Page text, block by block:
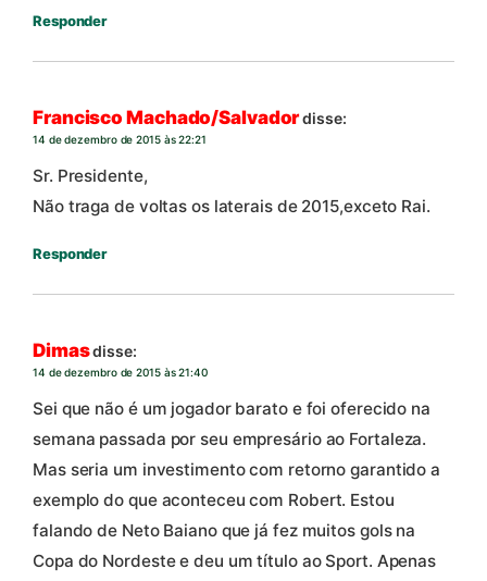
Responder
Francisco Machado/Salvadordisse:
14 de dezembro de 2015 às 22:21
Sr. Presidente,
Não traga de voltas os laterais de 2015,exceto Rai.
Responder
Dimasdisse:
14 de dezembro de 2015 às 21:40
Sei que não é um jogador barato e foi oferecido na
semana passada por seu empresário ao Fortaleza.
Mas seria um investimento com retorno garantido a
exemplo do que aconteceu com Robert. Estou
falando de Neto Baiano que já fez muitos gols na
Copa do Nordeste e deu um título ao Sport. Apenas